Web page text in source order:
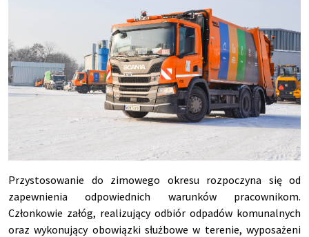
Przystosowanie do zimowego okresu rozpoczyna się od
zapewnienia odpowiednich warunków pracownikom.
Członkowie załóg, realizujący odbiór odpadów komunalnych
oraz wykonujący obowiązki służbowe w terenie, wyposażeni